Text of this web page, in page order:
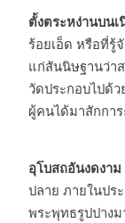
ตั้งตระหง่านบนเ
ร้อยเอ็ด หรือที่รู้
แก่สันนิษฐานว่า
วัดประกอบไปด้
ผู้คนได้มาสักกา
อุโบสถอันงดงาม
ปลาย ภายในปร
พระพุทธรูปปาง